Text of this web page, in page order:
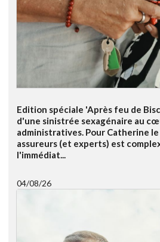
Edition spéciale 'Après feu de
d'une sinistrée sexagénaire au
administratives. Pour Catherine
assureurs (et experts) est
l'immédiat...
04/08/26